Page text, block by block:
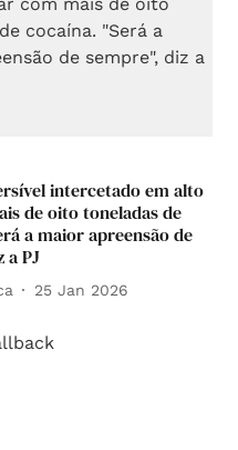
intercetado em alto
de oito toneladas de
a maior apreensão de
a PJ
25 Jan 2026